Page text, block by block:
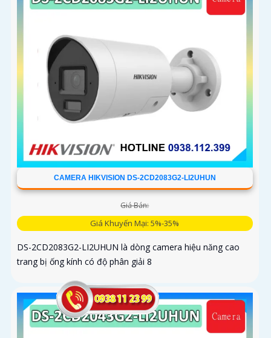
CAMERA HIKVISION DS-2CD2083G2-LI2UHUN
Giá Bán:
Giá Khuyến Mại: 5%-35%
DS-2CD2083G2-LI2UHUN là dòng camera hiệu năng cao
trang bị ống kính có độ phân giải 8